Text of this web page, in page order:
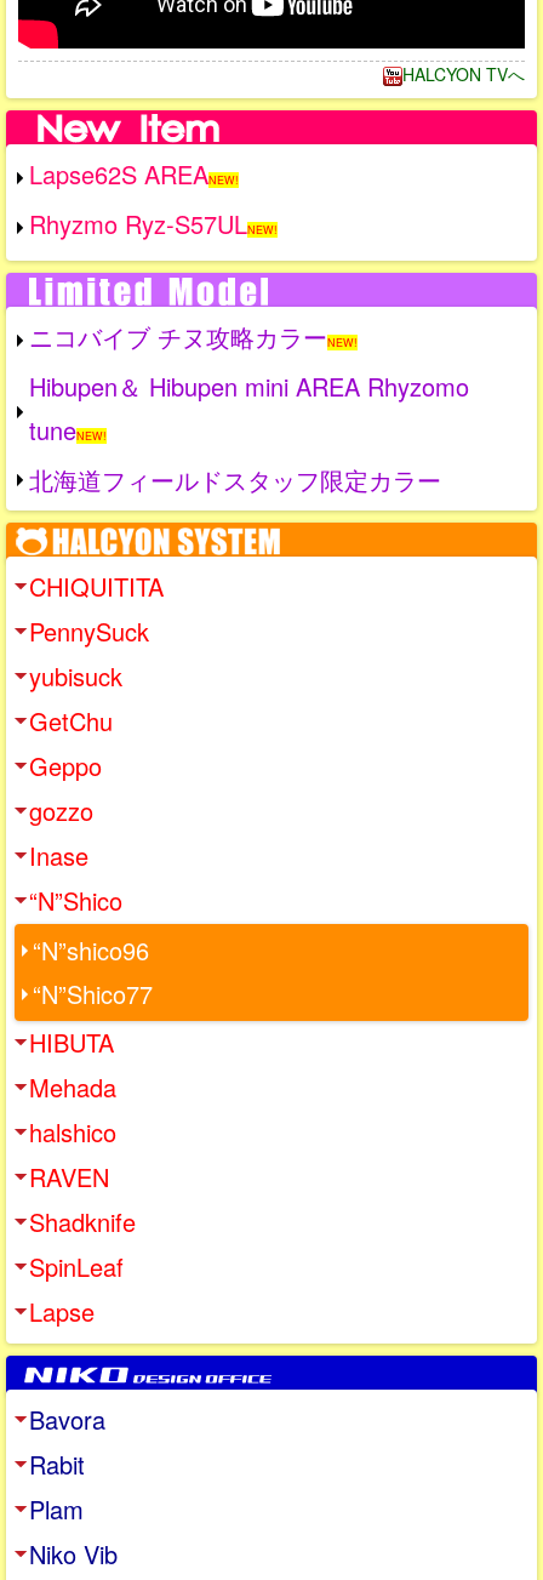
HALCYON TVへ
Lapse62S AREANEW!
Rhyzmo Ryz-S57ULNEW!
ニコバイブ チヌ攻略カラーNEW!
Hibupen＆ Hibupen mini AREA Rhyzomo
tuneNEW!
北海道フィールドスタッフ限定カラー
CHIQUITITA
PennySuck
yubisuck
GetChu
Geppo
gozzo
Inase
“N”Shico
“N”shico96
“N”Shico77
HIBUTA
Mehada
halshico
RAVEN
Shadknife
SpinLeaf
Lapse
Bavora
Rabit
Plam
Niko Vib